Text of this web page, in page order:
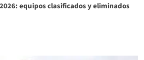
equipos clasificados y eliminados